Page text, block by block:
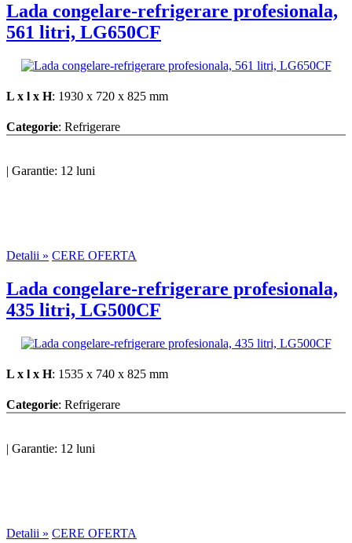
Lada congelare-refrigerare profesionala,
561 litri, LG650CF
L x l x H: 1930 x 720 x 825 mm
Categorie: Refrigerare
| Garantie: 12 luni
Detalii » CERE OFERTA
Lada congelare-refrigerare profesionala,
435 litri, LG500CF
L x l x H: 1535 x 740 x 825 mm
Categorie: Refrigerare
| Garantie: 12 luni
Detalii » CERE OFERTA